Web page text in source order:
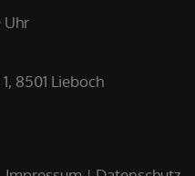
Uhr
8501 Lieboch